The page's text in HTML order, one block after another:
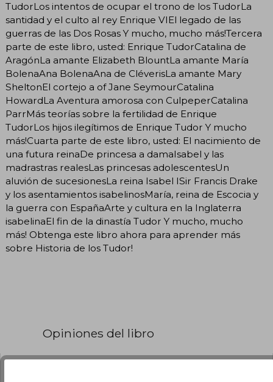
TudorLos intentos de ocupar el trono de los TudorLa
santidad y el culto al rey Enrique VIEl legado de las
guerras de las Dos Rosas Y mucho, mucho más!Tercera
parte de este libro, usted: Enrique TudorCatalina de
AragónLa amante Elizabeth BlountLa amante María
BolenaAna BolenaAna de CléverisLa amante Mary
SheltonEl cortejo a of Jane SeymourCatalina
HowardLa Aventura amorosa con CulpeperCatalina
ParrMás teorías sobre la fertilidad de Enrique
TudorLos hijos ilegítimos de Enrique Tudor Y mucho
más!Cuarta parte de este libro, usted: El nacimiento de
una futura reinaDe princesa a damaIsabel y las
madrastras realesLas princesas adolescentesUn
aluvión de sucesionesLa reina Isabel ISir Francis Drake
y los asentamientos isabelinosMaría, reina de Escocia y
la guerra con EspañaArte y cultura en la Inglaterra
isabelinaEl fin de la dinastía Tudor Y mucho, mucho
más! Obtenga este libro ahora para aprender más
sobre Historia de los Tudor!
Opiniones del libro